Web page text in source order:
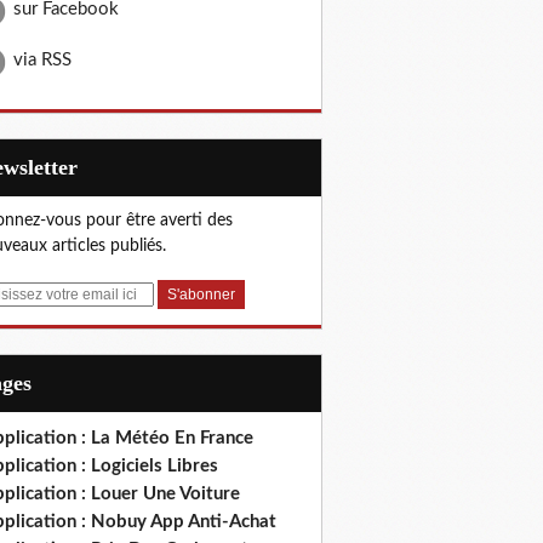
sur Facebook
via RSS
vous pour être averti des
articles publiés.
: La Météo En France
: Logiciels Libres
: Louer Une Voiture
: Nobuy App Anti-Achat